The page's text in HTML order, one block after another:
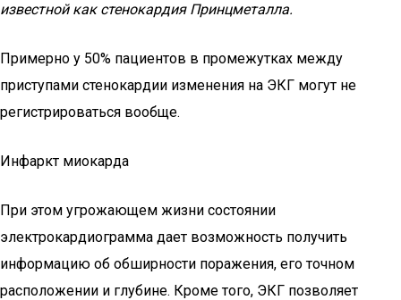
известной как стенокардия Принцметалла.
Примерно у 50% пациентов в промежутках между
приступами стенокардии изменения на ЭКГ могут не
регистрироваться вообще.
Инфаркт миокарда
При этом угрожающем жизни состоянии
электрокардиограмма дает возможность получить
информацию об обширности поражения, его точном
расположении и глубине. Кроме того, ЭКГ позволяет